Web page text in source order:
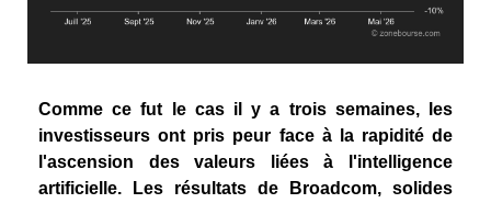
Comme ce fut le cas il y a trois semaines, les
investisseurs ont pris peur face à la rapidité de
l'ascension des valeurs liées à l'intelligence
artificielle. Les résultats de Broadcom, solides